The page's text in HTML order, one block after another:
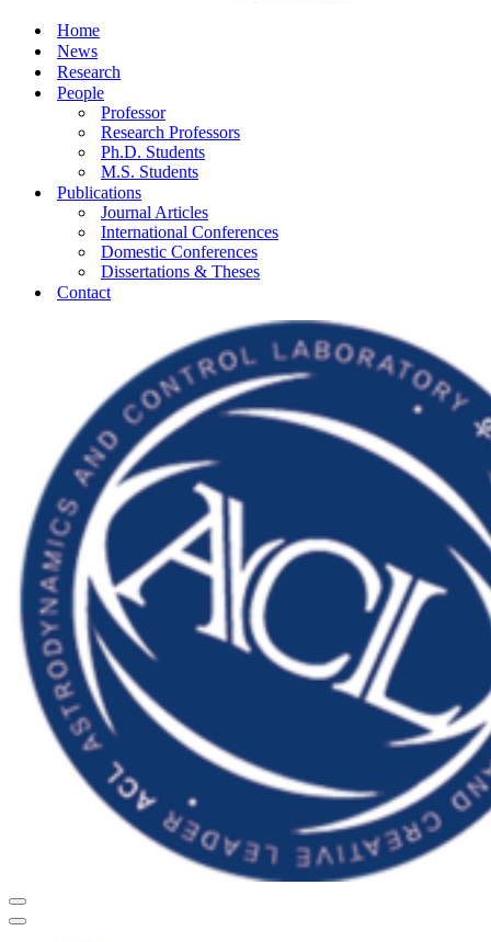
Home
News
Research
People
Professor
Research Professors
Ph.D. Students
M.S. Students
Publications
Journal Articles
International Conferences
Domestic Conferences
Dissertations & Theses
Contact
Navigation
Menu
Navigation